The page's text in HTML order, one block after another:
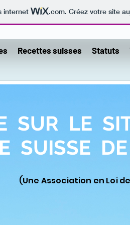
internet .com. Créez votre site
Recettes suisses Statuts
SITE DE LA
(Une Association en Loi
SUR LE
SUISSE